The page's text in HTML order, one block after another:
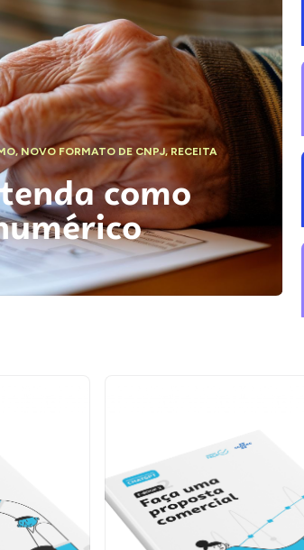
,NOVO FORMATO DE CNPJ,RECEITA
como